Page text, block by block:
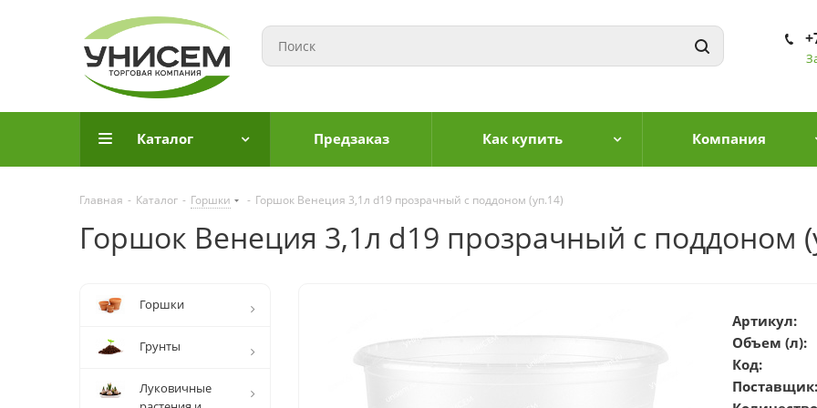
Каталог Предзаказ Как купить Компания
Главная - Каталог - Горшки - Горшок Венеция 3,1л d19 прозрачный с поддоном (уп.14)
Горшок Венеция 3,1л d19 прозрачный с поддоном
Артикул:
Объем (л):
Код:
Поставщик:
Горшки
Грунты
Луковичные